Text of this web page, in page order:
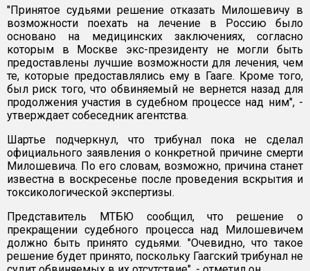
"Принятое судьями решение отказать Милошевичу в
возможности поехать на лечение в Россию было
основано на медицинских заключениях, согласно
которым в Москве экс-президенту не могли быть
предоставлены лучшие возможности для лечения, чем
те, которые предоставлялись ему в Гааге. Кроме того,
был риск того, что обвиняемый не вернется назад для
продолжения участия в судебном процессе над ним", -
утверждает собеседник агентства.
Шартье подчеркнул, что трибунал пока не сделал
официального заявления о конкретной причине смерти
Милошевича. По его словам, возможно, причина станет
известна в воскресенье после проведения вскрытия и
токсикологической экспертизы.
Представитель МТБЮ сообщил, что решение о
прекращении судебного процесса над Милошевичем
должно быть принято судьями. "Очевидно, что такое
решение будет принято, поскольку Гаагский трибунал не